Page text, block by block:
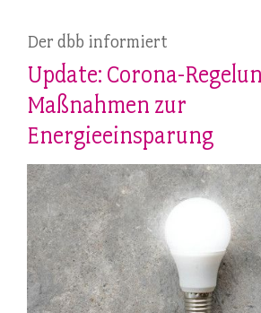
Der dbb informiert
Update: Corona-
Maßnahmen zur
Energieeinsparung